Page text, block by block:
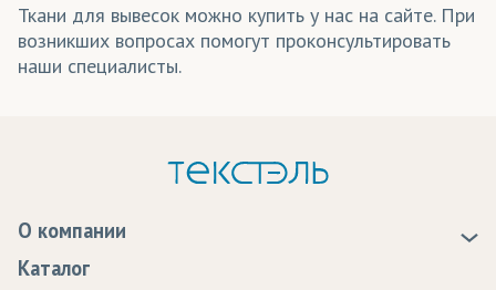
Ткани для вывесок можно купить у нас на сайте. При
возникших вопросах помогут проконсультировать
наши специалисты.
О компании
Каталог